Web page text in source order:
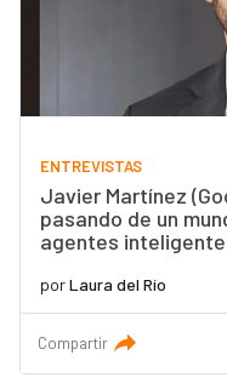
ENTREVISTAS
Javier Martínez
pasando de un
agentes
porLaura del Río
Compartir